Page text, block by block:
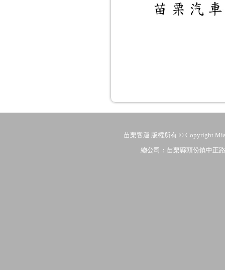
苗栗客運 版權所有 © Copyright
總公司：苗栗縣頭份鎮中正